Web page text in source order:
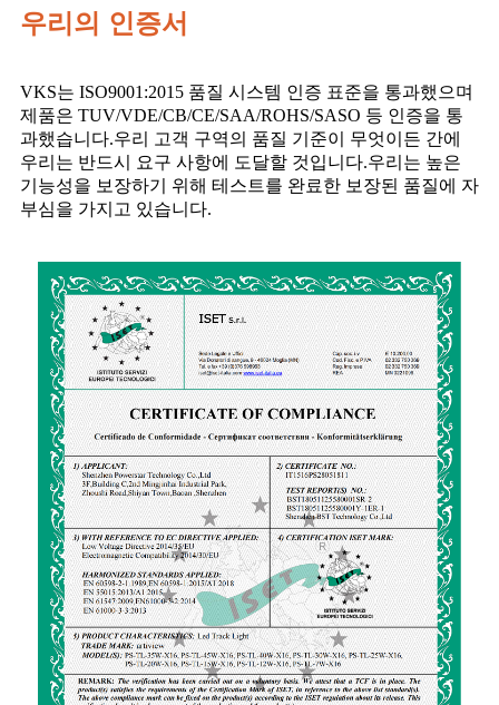
우리의 인증서
VKS는 ISO9001:2015 품질 시스템 인증 표준을 통과했으며
제품은 TUV/VDE/CB/CE/SAA/ROHS/SASO 등 인증을 통
과했습니다.우리 고객 구역의 품질 기준이 무엇이든 간에
우리는 반드시 요구 사항에 도달할 것입니다.우리는 높은
기능성을 보장하기 위해 테스트를 완료한 보장된 품질에 자
부심을 가지고 있습니다.